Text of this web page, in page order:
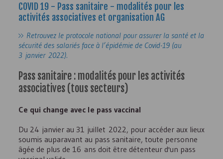
COVID 19 - Pass sanitaire - modalités pour les
activités associatives et organisation AG
Retrouvez le protocole national pour assurer la santé et la
sécurité des salariés face à l’épidémie de Covid-19 (au
3 janvier 2022).
Pass sanitaire : modalités pour les activités
associatives (tous secteurs)
Ce qui change avec le pass vaccinal
Du 24 janvier au 31 juillet 2022, pour accéder aux lieux
soumis auparavant au pass sanitaire, toute personne
âgée de plus de 16 ans doit être détenteur d'un pass